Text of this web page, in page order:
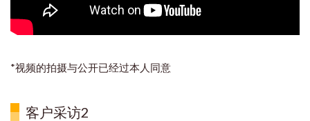
*视频的拍摄与公开已经过本人同意
客户采访2